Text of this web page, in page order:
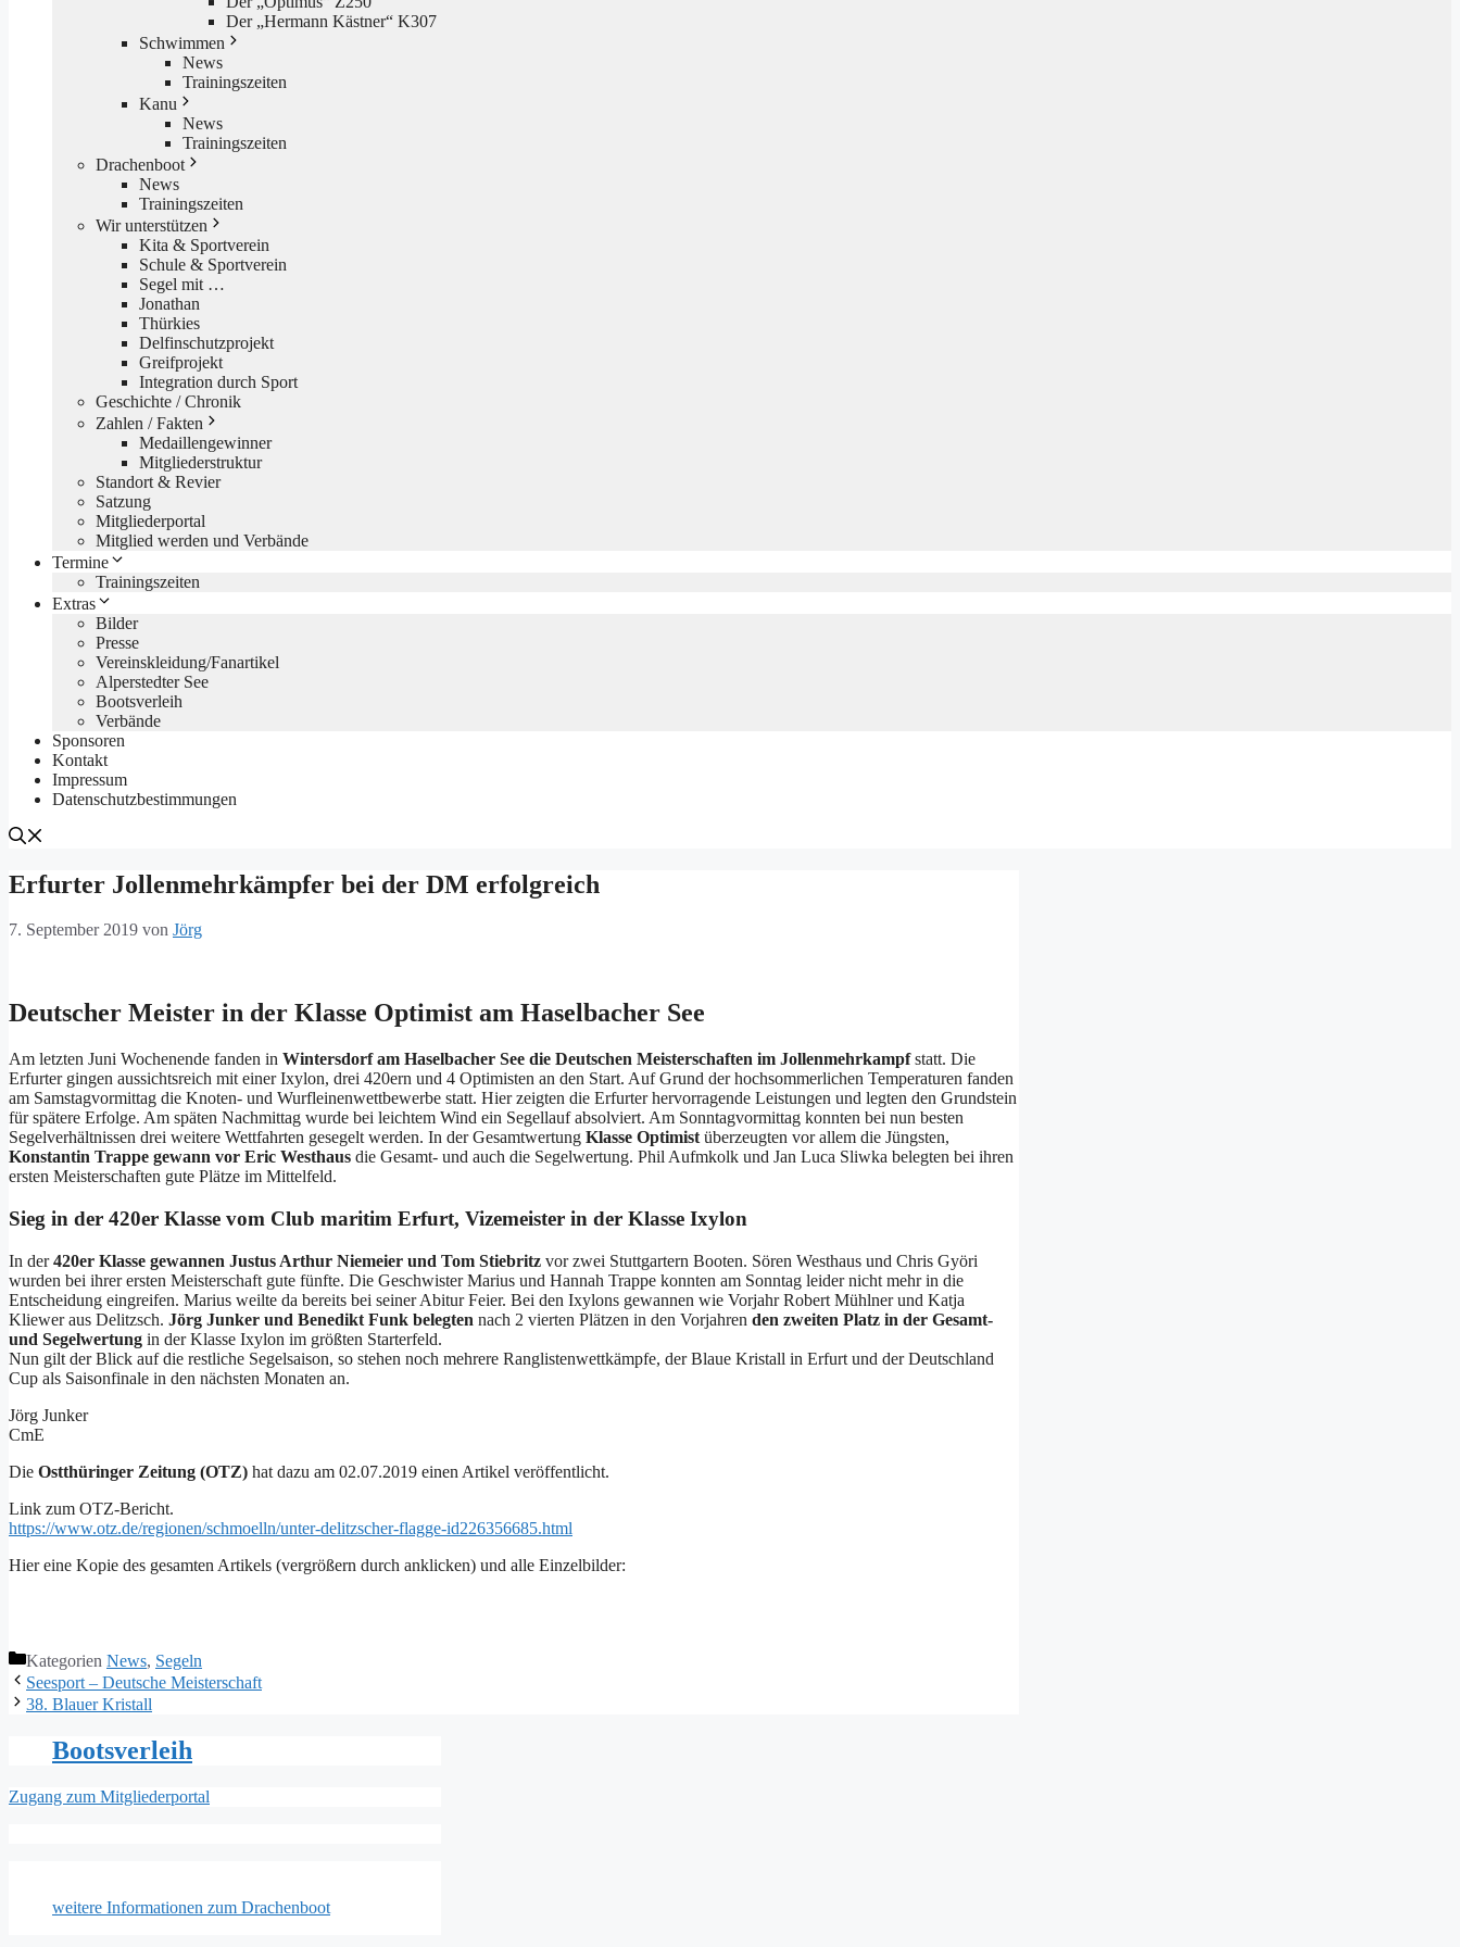
Der „Hermann Kästner“ K307
Schwimmen
News
Trainingszeiten
Kanu
News
Trainingszeiten
Drachenboot
News
Trainingszeiten
Wir unterstützen
Kita & Sportverein
Schule & Sportverein
Segel mit …
Jonathan
Thürkies
Delfinschutzprojekt
Greifprojekt
Integration durch Sport
Geschichte / Chronik
Zahlen / Fakten
Medaillengewinner
Mitgliederstruktur
Standort & Revier
Satzung
Mitgliederportal
Mitglied werden und Verbände
Termine
Trainingszeiten
Extras
Bilder
Presse
Vereinskleidung/Fanartikel
Alperstedter See
Bootsverleih
Verbände
Sponsoren
Kontakt
Impressum
Datenschutzbestimmungen
Erfurter Jollenmehrkämpfer bei der DM erfolgreich
7. September 2019 von Jörg
Deutscher Meister in der Klasse Optimist am Haselbacher See
Am letzten Juni Wochenende fanden in Wintersdorf am Haselbacher See die Deutschen Meisterschaften im Jollenmehrkampfstatt. Die
Erfurter gingen aussichtsreich mit einer Ixylon, drei 420ern und 4 Optimisten an den Start. Auf Grund der hochsommerlichen Temperaturen fanden
am Samstagvormittag die Knoten- und Wurfleinenwettbewerbe statt. Hier zeigten die Erfurter hervorragende Leistungen und legten den Grundstein
für spätere Erfolge. Am späten Nachmittag wurde bei leichtem Wind ein Segellauf absolviert. Am Sonntagvormittag konnten bei nun besten
Segelverhältnissen drei weitere Wettfahrten gesegelt werden. In der Gesamtwertung Klasse Optimist überzeugten vor allem die Jüngsten,
Konstantin Trappe gewann vor Eric Westhaus die Gesamt- und auch die Segelwertung. Phil Aufmkolk und Jan Luca Sliwka belegten bei ihren
ersten Meisterschaften gute Plätze im Mittelfeld.
Sieg in der 420er Klasse vom Club maritim Erfurt, Vizemeister in der Klasse Ixylon
In der420er Klasse gewannen Justus Arthur Niemeier und Tom Stiebritz vor zwei Stuttgartern Booten. Sören Westhaus und Chris Györi
wurden bei ihrer ersten Meisterschaft gute fünfte. Die Geschwister Marius und Hannah Trappe konnten am Sonntag leider nicht mehr in die
Entscheidung eingreifen. Marius weilte da bereits bei seiner Abitur Feier. Bei den Ixylons gewannen wie Vorjahr Robert Mühlner und Katja
Kliewer aus Delitzsch. Jörg Junker und Benedikt Funk belegten nach 2 vierten Plätzen in den Vorjahren den zweiten Platz in der Gesamt-
und Segelwertung in der Klasse Ixylon im größten Starterfeld.
Nun gilt der Blick auf die restliche Segelsaison, so stehen noch mehrere Ranglistenwettkämpfe, der Blaue Kristall in Erfurt und der Deutschland
Cup als Saisonfinale in den nächsten Monaten an.
Jörg Junker
CmE
Die Ostthüringer Zeitung (OTZ) hat dazu am 02.07.2019 einen Artikel veröffentlicht.
Link zum OTZ-Bericht.
https://www.otz.de/regionen/schmoelln/unter-delitzscher-flagge-id226356685.html
Hier eine Kopie des gesamten Artikels (vergrößern durch anklicken) und alle Einzelbilder:
Kategorien News, Segeln
Seesport – Deutsche Meisterschaft
38. Blauer Kristall
Bootsverleih
Zugang zum Mitgliederportal
weitere Informationen zum Drachenboot